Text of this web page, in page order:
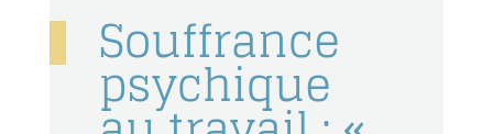
Souffrance
psychique